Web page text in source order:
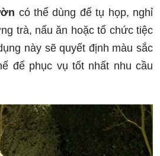
có thể dùng để tụ họp, nghỉ
trà, nấu ăn hoặc tổ chức tiệc
này sẽ quyết định màu sắc
để phục vụ tốt nhất nhu cầu